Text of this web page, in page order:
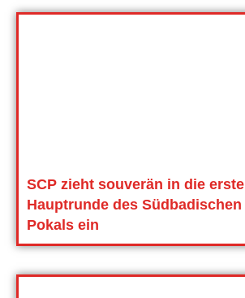
SCP zieht souverän in die erste
Hauptrunde des Südbadischen
Pokals ein